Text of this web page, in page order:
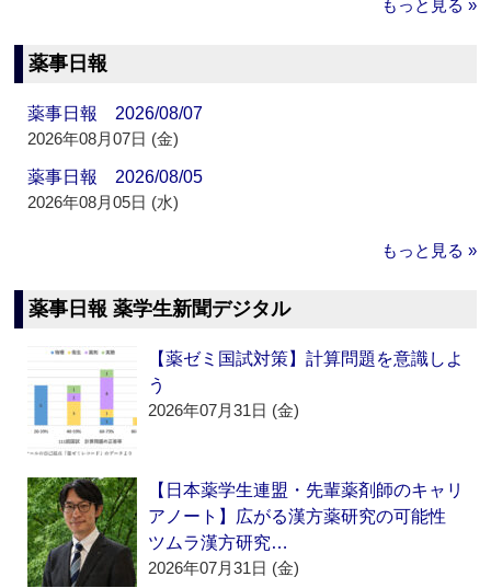
もっと見る »
薬事日報
薬事日報 2026/08/07
2026年08月07日 (金)
薬事日報 2026/08/05
2026年08月05日 (水)
もっと見る »
薬事日報 薬学生新聞デジタル
【薬ゼミ国試対策】計算問題を意識しよ
う
2026年07月31日 (金)
【日本薬学生連盟・先輩薬剤師のキャリ
アノート】広がる漢方薬研究の可能性
ツムラ漢方研究…
2026年07月31日 (金)